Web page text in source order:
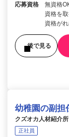
応募資格
無資格
資格を
資格が
後で見る
幼稚園の副担
クズオカ人材紹介所
正社員